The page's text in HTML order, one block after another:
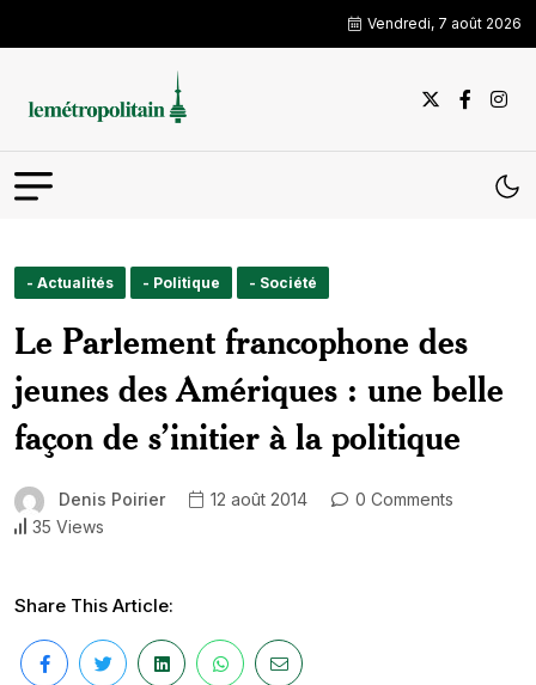
Vendredi, 7 août 2026
- Actualités - Politique - Société
Le Parlement francophone des
jeunes des Amériques : une belle
façon de s’initier à la politique
Denis Poirier 12 août 2014
0 Comments
35 Views
Share This Article: